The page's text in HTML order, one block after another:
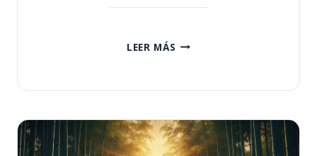
LEER MÁS REIKI
USUI